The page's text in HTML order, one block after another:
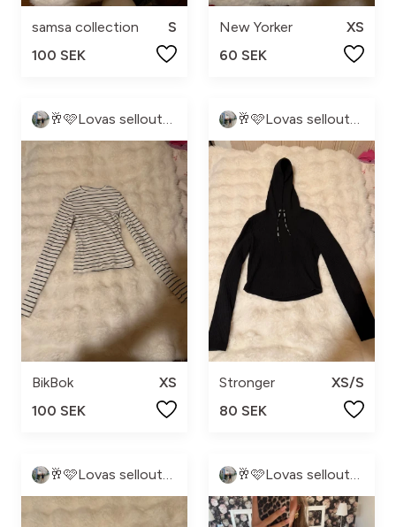
samsa collection
S
100 SEK
New Yorker
XS
60 SEK
BikBok
XS
100 SEK
Stronger
XS/S
80 SEK
🥂🩷Lovas sellout🩷🥂 🥂🩷Lovas sellout🩷🥂